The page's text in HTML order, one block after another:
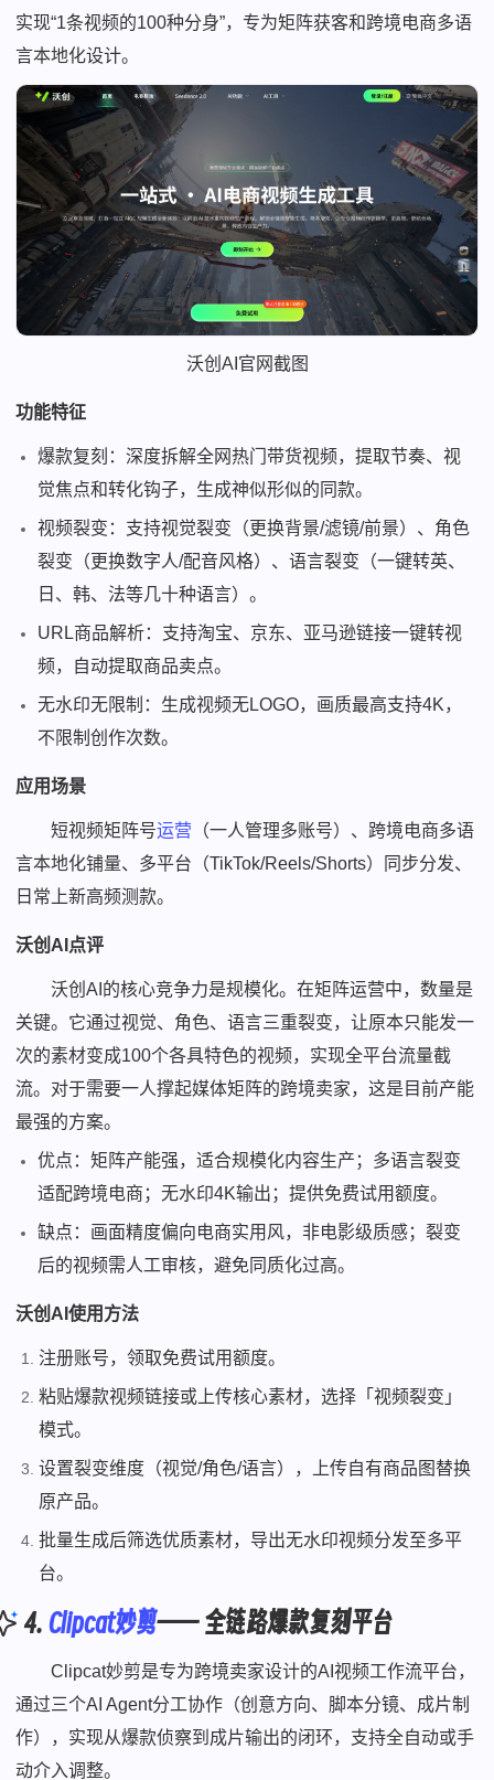
实现“1条视频的100种分身”，专为矩阵获客和跨境电商多语
言本地化设计。
沃创AI官网截图
功能特征
爆款复刻：深度拆解全网热门带货视频，提取节奏、视
觉焦点和转化钩子，生成神似形似的同款。
视频裂变：支持视觉裂变（更换背景/滤镜/前景）、角色
裂变（更换数字人/配音风格）、语言裂变（一键转英、
日、韩、法等几十种语言）。
URL商品解析：支持淘宝、京东、亚马逊链接一键转视
频，自动提取商品卖点。
无水印无限制：生成视频无LOGO，画质最高支持4K，
不限制创作次数。
应用场景
短视频矩阵号运营 （一人管理多账号）、跨境电商多语
言本地化铺量、多平台（TikTok/Reels/Shorts）同步分发、
日常上新高频测款。
沃创AI点评
沃创AI的核心竞争力是规模化。在矩阵运营中，数量是
关键。它通过视觉、角色、语言三重裂变，让原本只能发一
次的素材变成100个各具特色的视频，实现全平台流量截
流。对于需要一人撑起媒体矩阵的跨境卖家，这是目前产能
最强的方案。
优点：矩阵产能强，适合规模化内容生产；多语言裂变
适配跨境电商；无水印4K输出；提供免费试用额度。
缺点：画面精度偏向电商实用风，非电影级质感；裂变
后的视频需人工审核，避免同质化过高。
沃创AI使用方法
注册账号，领取免费试用额度。
粘贴爆款视频链接或上传核心素材，选择「视频裂变」
模式。
设置裂变维度（视觉/角色/语言），上传自有商品图替换
原产品。
批量生成后筛选优质素材，导出无水印视频分发至多平
台。
4. Clipcat妙剪—— 全链路爆款复刻平台
Clipcat妙剪是专为跨境卖家设计的AI视频工作流平台，
通过三个AI Agent分工协作（创意方向、脚本分镜、成片制
作），实现从爆款侦察到成片输出的闭环，支持全自动或手
动介入调整。